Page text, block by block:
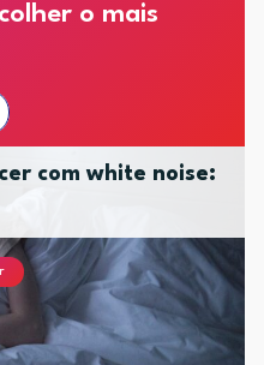
o mais
com white noise: